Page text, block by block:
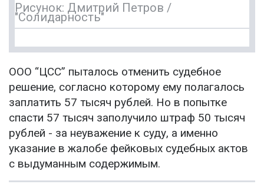
Рисунок: Дмитрий Петров /
"Солидарность"
ООО “ЦСС” пыталось отменить судебное
решение, согласно которому ему полагалось
заплатить 57 тысяч рублей. Но в попытке
спасти 57 тысяч заполучило штраф 50 тысяч
рублей - за неуважение к суду, а именно
указание в жалобе фейковых судебных актов
с выдуманным содержимым.